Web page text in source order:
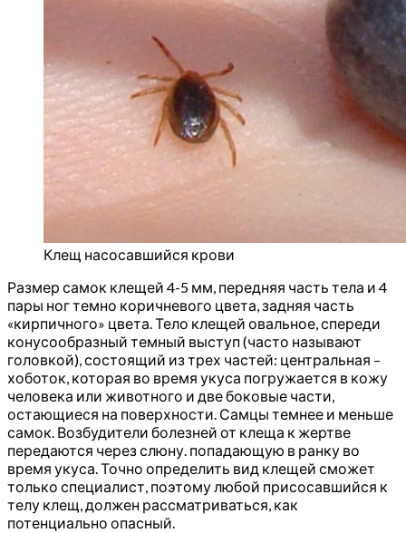
Клещ насосавшийся крови
Размер самок клещей 4-5 мм, передняя часть тела и 4
пары ног темно коричневого цвета, задняя часть
«кирпичного» цвета. Тело клещей овальное, спереди
конусообразный темный выступ (часто называют
головкой), состоящий из трех частей: центральная –
хоботок, которая во время укуса погружается в кожу
человека или животного и две боковые части,
остающиеся на поверхности. Самцы темнее и меньше
самок. Возбудители болезней от клеща к жертве
передаются через слюну. попадающую в ранку во
время укуса. Точно определить вид клещей сможет
только специалист, поэтому любой присосавшийся к
телу клещ, должен рассматриваться, как
потенциально опасный.